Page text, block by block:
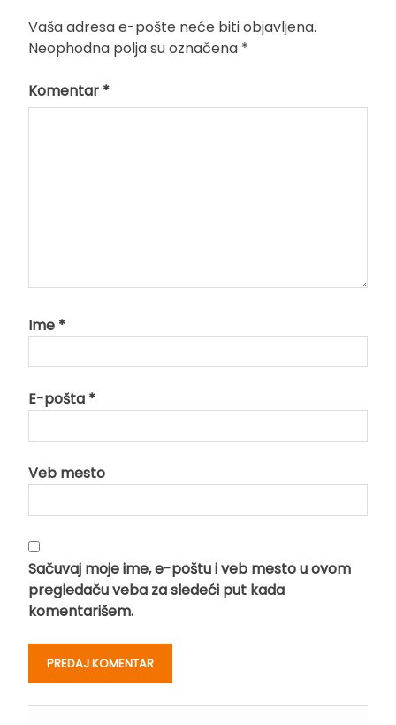
Vaša adresa e-pošte neće biti objavljena.
Neophodna polja su označena *
Komentar *
Ime *
E-pošta *
Veb mesto
Sačuvaj moje ime, e-poštu i veb mesto u ovom
pregledaču veba za sledeći put kada
komentarišem.